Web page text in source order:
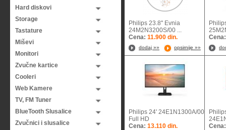
Hard diskovi
Storage
Tastature
Miševi
Monitori
Zvučne kartice
Cooleri
Web Kamere
TV, FM Tuner
BlueTooth Slusalice
Zvučnici i slusalice
Philips 23.8'' Evnia
24M2N3200S/00 ...
Cena: 11.900 din.
dodaj »» opsirnije »»
Philips 24' 24E1N1300A/00
Full HD
Cena: 13.110 din.